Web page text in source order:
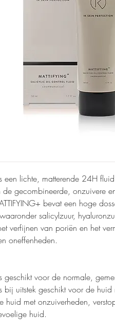
een lichte, matterende 24H
de gecombineerde, onzuivere
bevat een hoge
salicylzuur,
verfijnen van poriën en het
oneffenheden.
geschikt voor de normale,
bij uitstek geschikt voor de
huid met onzuiverheden,
huid.